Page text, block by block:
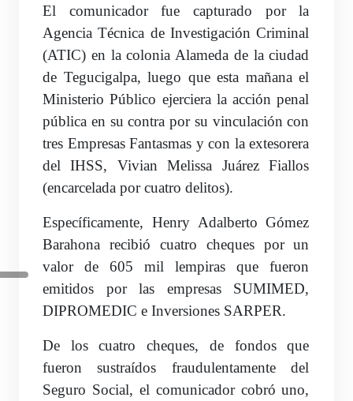
El comunicador fue capturado por la
Agencia Técnica de Investigación Criminal
(ATIC) en la colonia Alameda de la ciudad
de Tegucigalpa, luego que esta mañana el
Ministerio Público ejerciera la acción penal
pública en su contra por su vinculación con
tres Empresas Fantasmas y con la extesorera
del IHSS, Vivian Melissa Juárez Fiallos
(encarcelada por cuatro delitos).
Específicamente, Henry Adalberto Gómez
Barahona recibió cuatro cheques por un
valor de 605 mil lempiras que fueron
emitidos por las empresas SUMIMED,
DIPROMEDIC e Inversiones SARPER.
De los cuatro cheques, de fondos que
fueron sustraídos fraudulentamente del
Seguro Social, el comunicador cobró uno,